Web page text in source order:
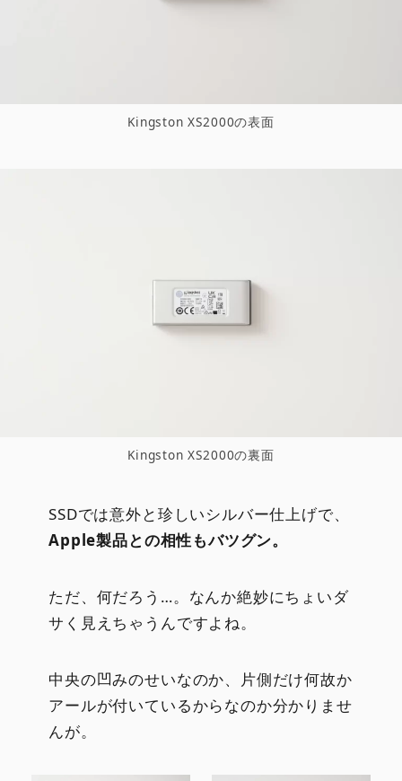
Kingston XS2000の表面
Kingston XS2000の裏面
SSDでは意外と珍しいシルバー仕上げで、
Apple製品との相性もバツグン。
ただ、何だろう…。なんか絶妙にちょいダ
サく見えちゃうんですよね。
中央の凹みのせいなのか、片側だけ何故か
アールが付いているからなのか分かりませ
んが。